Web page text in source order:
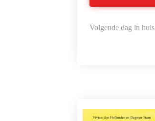
Volgende dag in huis